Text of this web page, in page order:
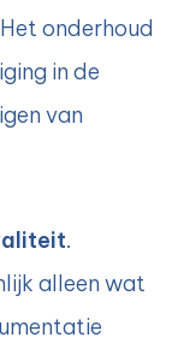
onderhoud
in de
van
.
alleen wat